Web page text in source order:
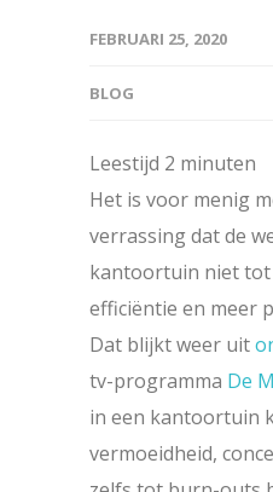
FEBRUARI 25, 2020
BLOG
Leestijd 2 minuten
Het is voor menig
verrassing dat de
kantoortuin niet
efficiëntie en meer
Dat blijkt weer uit
tv-programma De
in een kantoortuin
vermoeidheid,